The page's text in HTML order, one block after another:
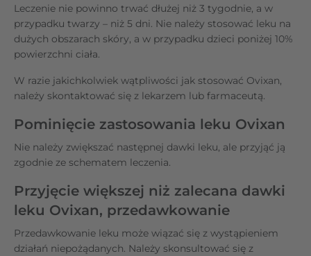
Leczenie nie powinno trwać dłużej niż 3 tygodnie, a w
przypadku twarzy – niż 5 dni. Nie należy stosować leku na
dużych obszarach skóry, a w przypadku dzieci poniżej 10%
powierzchni ciała.
W razie jakichkolwiek wątpliwości jak stosować Ovixan,
należy skontaktować się z lekarzem lub farmaceutą.
Pominięcie zastosowania leku Ovixan
Nie należy zwiększać następnej dawki leku, ale przyjąć ją
zgodnie ze schematem leczenia.
Przyjęcie większej niż zalecana dawki
leku Ovixan, przedawkowanie
Przedawkowanie leku może wiązać się z wystąpieniem
działań niepożądanych. Należy skonsultować się z